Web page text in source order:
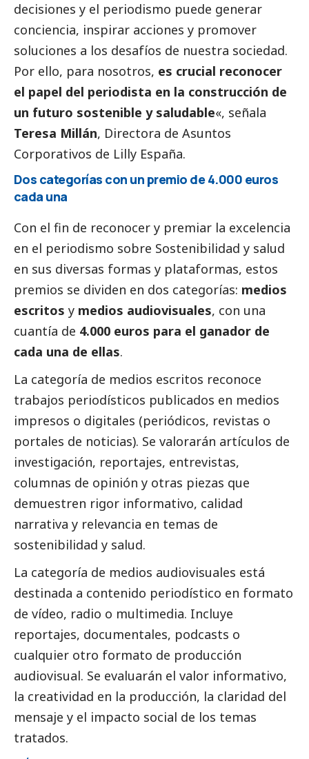
decisiones y el periodismo puede generar
conciencia, inspirar acciones y promover
soluciones a los desafíos de nuestra sociedad.
Por ello, para nosotros, es crucial reconocer
el papel del periodista en la construcción de
un futuro sostenible y saludable«, señala
Teresa Millán, Directora de Asuntos
Corporativos de Lilly España.
Dos categorías con un premio de 4.000 euros
cada una
Con el fin de reconocer y premiar la excelencia
en el periodismo sobre Sostenibilidad y salud
en sus diversas formas y plataformas, estos
premios se dividen en dos categorías: medios
escritos y medios audiovisuales, con una
cuantía de 4.000 euros para el ganador de
cada una de ellas.
La categoría de medios escritos reconoce
trabajos periodísticos publicados en medios
impresos o digitales (periódicos, revistas o
portales de noticias). Se valorarán artículos de
investigación, reportajes, entrevistas,
columnas de opinión y otras piezas que
demuestren rigor informativo, calidad
narrativa y relevancia en temas de
sostenibilidad y salud.
La categoría de medios audiovisuales está
destinada a contenido periodístico en formato
de vídeo, radio o multimedia. Incluye
reportajes, documentales, podcasts o
cualquier otro formato de producción
audiovisual. Se evaluarán el valor informativo,
la creatividad en la producción, la claridad del
mensaje y el impacto social de los temas
tratados.